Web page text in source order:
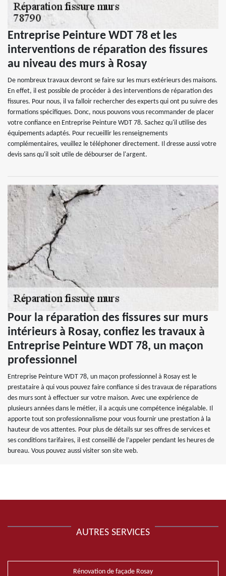
Entreprise Peinture WDT 78 et les
interventions de réparation des fissures
au niveau des murs à Rosay
De nombreux travaux devront se faire sur les murs extérieurs des maisons.
En effet, il est possible de procéder à des interventions de réparation des
fissures. Pour nous, il va falloir rechercher des experts qui ont pu suivre des
formations spécifiques. Donc, nous pouvons vous recommander de placer
votre confiance en Entreprise Peinture WDT 78. Sachez qu'il utilise des
équipements adaptés. Pour recueillir les renseignements
complémentaires, veuillez le téléphoner directement. Il dresse aussi votre
devis sans qu'il soit utile de débourser de l'argent.
Pour la réparation des fissures sur murs
intérieurs à Rosay, confiez les travaux à
Entreprise Peinture WDT 78, un maçon
professionnel
Entreprise Peinture WDT 78, un maçon professionnel à Rosay est le
prestataire à qui vous pouvez faire confiance si des travaux de réparations
des murs sont à effectuer sur votre maison. Avec une expérience de
plusieurs années dans le métier, il a acquis une compétence inégalable. Il
apporte tout son professionnalisme pour vous fournir une prestation à la
hauteur de vos attentes. Pour plus de détails sur ses offres de services et
ses conditions tarifaires, il est conseillé de l’appeler pendant les heures de
bureau. Vous pouvez aussi visiter son site web.
AUTRES SERVICES
Rénovation de façade Rosay